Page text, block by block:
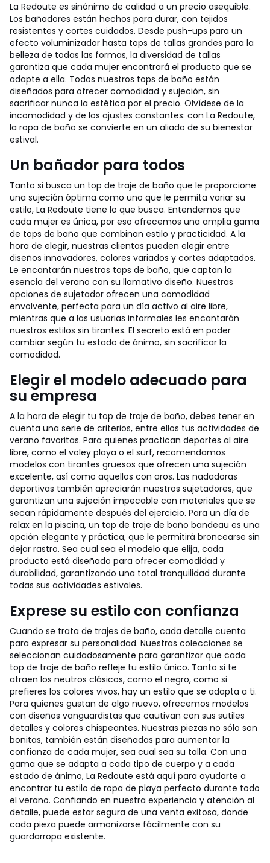
La Redoute es sinónimo de calidad a un precio asequible.
Los bañadores están hechos para durar, con tejidos
resistentes y cortes cuidados. Desde push-ups para un
efecto voluminizador hasta tops de tallas grandes para la
belleza de todas las formas, la diversidad de tallas
garantiza que cada mujer encontrará el producto que se
adapte a ella. Todos nuestros tops de baño están
diseñados para ofrecer comodidad y sujeción, sin
sacrificar nunca la estética por el precio. Olvídese de la
incomodidad y de los ajustes constantes: con La Redoute,
la ropa de baño se convierte en un aliado de su bienestar
estival.
Un bañador para todos
Tanto si busca un top de traje de baño que le proporcione
una sujeción óptima como uno que le permita variar su
estilo, La Redoute tiene lo que busca. Entendemos que
cada mujer es única, por eso ofrecemos una amplia gama
de tops de baño que combinan estilo y practicidad. A la
hora de elegir, nuestras clientas pueden elegir entre
diseños innovadores, colores variados y cortes adaptados.
Le encantarán nuestros tops de baño, que captan la
esencia del verano con su llamativo diseño. Nuestras
opciones de sujetador ofrecen una comodidad
envolvente, perfecta para un día activo al aire libre,
mientras que a las usuarias informales les encantarán
nuestros estilos sin tirantes. El secreto está en poder
cambiar según tu estado de ánimo, sin sacrificar la
comodidad.
Elegir el modelo adecuado para
su empresa
A la hora de elegir tu top de traje de baño, debes tener en
cuenta una serie de criterios, entre ellos tus actividades de
verano favoritas. Para quienes practican deportes al aire
libre, como el voley playa o el surf, recomendamos
modelos con tirantes gruesos que ofrecen una sujeción
excelente, así como aquellos con aros. Las nadadoras
deportivas también apreciarán nuestros sujetadores, que
garantizan una sujeción impecable con materiales que se
secan rápidamente después del ejercicio. Para un día de
relax en la piscina, un top de traje de baño bandeau es una
opción elegante y práctica, que le permitirá broncearse sin
dejar rastro. Sea cual sea el modelo que elija, cada
producto está diseñado para ofrecer comodidad y
durabilidad, garantizando una total tranquilidad durante
todas sus actividades estivales.
Exprese su estilo con confianza
Cuando se trata de trajes de baño, cada detalle cuenta
para expresar su personalidad. Nuestras colecciones se
seleccionan cuidadosamente para garantizar que cada
top de traje de baño refleje tu estilo único. Tanto si te
atraen los neutros clásicos, como el negro, como si
prefieres los colores vivos, hay un estilo que se adapta a ti.
Para quienes gustan de algo nuevo, ofrecemos modelos
con diseños vanguardistas que cautivan con sus sutiles
detalles y colores chispeantes. Nuestras piezas no sólo son
bonitas, también están diseñadas para aumentar la
confianza de cada mujer, sea cual sea su talla. Con una
gama que se adapta a cada tipo de cuerpo y a cada
estado de ánimo, La Redoute está aquí para ayudarte a
encontrar tu estilo de ropa de playa perfecto durante todo
el verano. Confiando en nuestra experiencia y atención al
detalle, puede estar segura de una venta exitosa, donde
cada pieza puede armonizarse fácilmente con su
guardarropa existente.